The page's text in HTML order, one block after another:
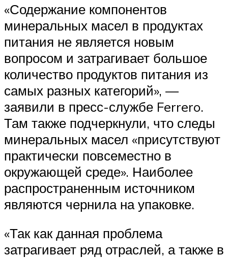
«Содержание компонентов
минеральных масел в продуктах
питания не является новым
вопросом и затрагивает большое
количество продуктов питания из
самых разных категорий», —
заявили в пресс-службе Ferrero.
Там также подчеркнули, что следы
минеральных масел «присутствуют
практически повсеместно в
окружающей среде». Наиболее
распространенным источником
являются чернила на упаковке.
«Так как данная проблема
затрагивает ряд отраслей, а также в